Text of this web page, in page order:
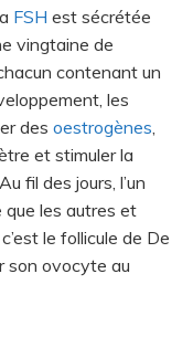
FSH est sécrétée
vingtaine de
contenant un
les
des oestrogènes
et stimuler la
fil des jours, l’un
que les autres et
le follicule de De
son ovocyte au